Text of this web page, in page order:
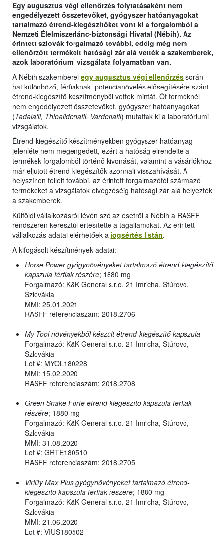
Egy augusztus végi ellenőrzés folytatásaként nem
engedélyezett összetevőket, gyógyszer hatóanyagokat
tartalmazó étrend-kiegészítőket vont ki a forgalomból a
Nemzeti Élelmiszerlánc-biztonsági Hivatal (Nébih). Az
érintett szlovák forgalmazó további, eddig még nem
ellenőrzött termékeit hatósági zár alá vették a szakemberek,
azok laboratóriumi vizsgálata folyamatban van.
A Nébih szakemberei egy augusztus végi ellenőrzés során
hat különböző, férfiaknak, potencianövelés elősegítésére szánt
étrend-kiegészítő készítményből vettek mintát. Öt terméknél
nem engedélyezett összetevőket, gyógyszer hatóanyagokat
(Tadalafil, Thioaildenafil, Vardenafil) mutattak ki a laboratóriumi
vizsgálatok.
Étrend-kiegészítő készítményekben gyógyszer hatóanyag
jelenléte nem megengedett, ezért a hatóság elrendelte a
termékek forgalomból történő kivonását, valamint a vásárlókhoz
már eljutott étrend-kiegészítők azonnali visszahívását. A
helyszínen fellelt további, az érintett forgalmazótól származó
termékeket a vizsgálatok elvégzéséig hatósági zár alá helyezték
a szakemberek.
Külföldi vállalkozásról lévén szó az esetről a Nébih a RASFF
rendszeren keresztül értesítette a tagállamokat. Az érintett
vállalkozás adatai elérhetőek a jogsértés listán.
A kifogásolt készítmények adatai:
Horse Power gyógynövényeket tartalmazó étrend-kiegészítő
kapszula férfiak részére; 1880 mg
Forgalmazó: K&K General s.r.o. 21 Imricha, Stúrovo,
Szlovákia
MMI: 25.01.2021
RASFF referenciaszám: 2018.2706
My Tool növényekből készült étrend-kiegészítő kapszula
Forgalmazó: K&K General s.r.o. 21 Imricha, Stúrovo,
Szlovákia
Lot #: MYOL180228
MMI: 15.02.2020
RASFF referenciaszám: 2018.2708
Green Snake Forte étrend-kiegészítő kapszula férfiak
részére; 1880 mg
Forgalmazó: K&K General s.r.o. 21 Imricha, Stúrovo,
Szlovákia
MMI: 31.08.2020
Lot #: GRTE180510
RASFF referenciaszám: 2018.2705
Virility Max Plus gyógynövényeket tartalmazó étrend-
kiegészítő kapszula férfiak részére; 1880 mg
Forgalmazó: K&K General s.r.o. 21 Imricha, Stúrovo,
Szlovákia
MMI: 21.06.2020
Lot #: VIUS180502